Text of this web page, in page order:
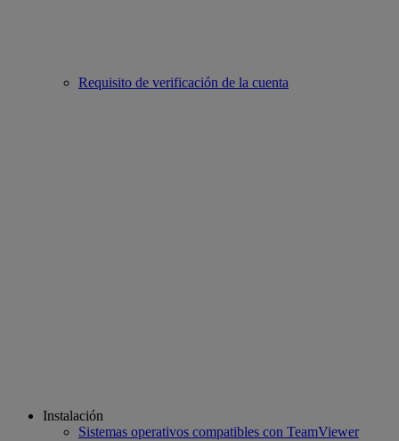
Requisito de verificación de la cuenta
Instalación
Sistemas operativos compatibles con TeamViewer